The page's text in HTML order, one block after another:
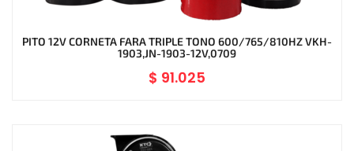
PITO 12V CORNETA FARA TRIPLE TONO 600/765/810HZ VKH-
1903,JN-1903-12V,0709
$ 91.025